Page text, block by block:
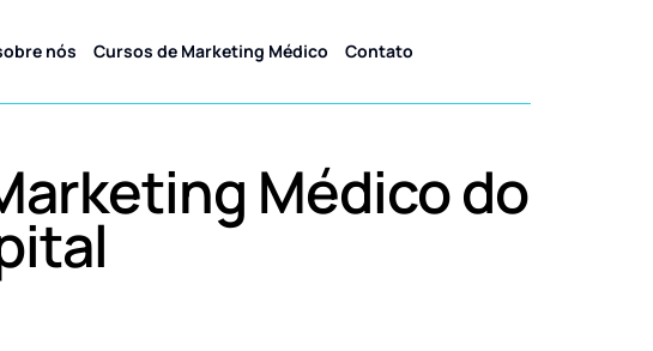
nós Cursos de Marketing Médico Contato
Médico do